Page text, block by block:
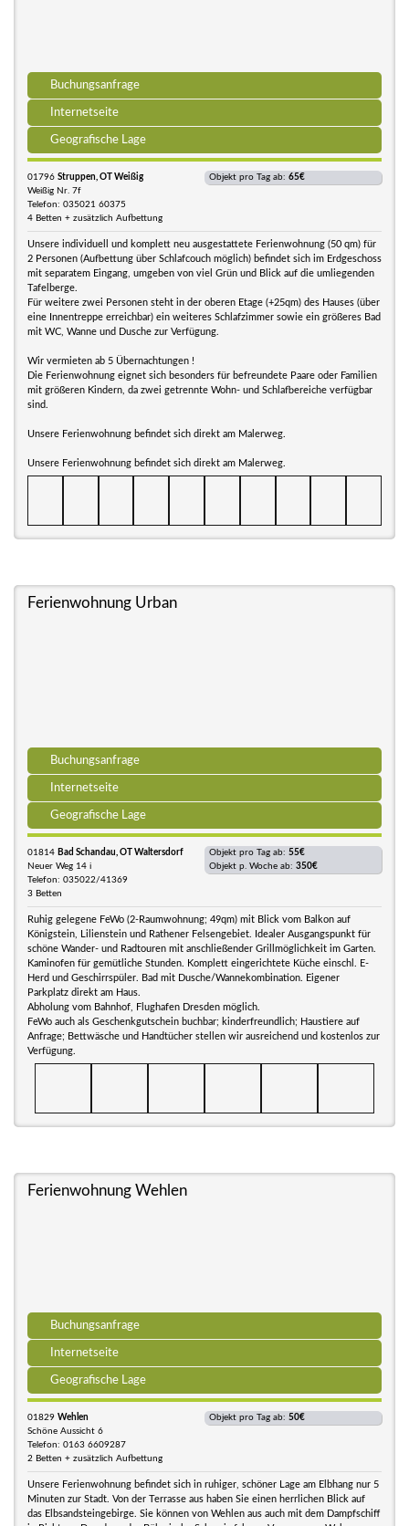
Buchungsanfrage
Internetseite
Geografische Lage
01796 Struppen, OT Weißig
Weißig Nr. 7f
Telefon: 035021 60375
4 Betten + zusätzlich Aufbettung
Objekt pro Tag ab: 65€
Unsere individuell und komplett neu ausgestattete Ferienwohnung (50 qm) für
2 Personen (Aufbettung über Schlafcouch möglich) befindet sich im Erdgeschoss
mit separatem Eingang, umgeben von viel Grün und Blick auf die umliegenden
Tafelberge.
Für weitere zwei Personen steht in der oberen Etage (+25qm) des Hauses (über
eine Innentreppe erreichbar) ein weiteres Schlafzimmer sowie ein größeres Bad
mit WC, Wanne und Dusche zur Verfügung.
Wir vermieten ab 5 Übernachtungen !
Die Ferienwohnung eignet sich besonders für befreundete Paare oder Familien
mit größeren Kindern, da zwei getrennte Wohn- und Schlafbereiche verfügbar
sind.
Unsere Ferienwohnung befindet sich direkt am Malerweg.
Unsere Ferienwohnung befindet sich direkt am Malerweg.
Ferienwohnung Urban
Buchungsanfrage
Internetseite
Geografische Lage
01814 Bad Schandau, OT Waltersdorf
Neuer Weg 14 i
Telefon: 035022/41369
3 Betten
Objekt pro Tag ab: 55€
Objekt p. Woche ab: 350€
Ruhig gelegene FeWo (2-Raumwohnung; 49qm) mit Blick vom Balkon auf
Königstein, Lilienstein und Rathener Felsengebiet. Idealer Ausgangspunkt für
schöne Wander- und Radtouren mit anschließender Grillmöglichkeit im Garten.
Kaminofen für gemütliche Stunden. Komplett eingerichtete Küche einschl. E-
Herd und Geschirrspüler. Bad mit Dusche/Wannekombination. Eigener
Parkplatz direkt am Haus.
Abholung vom Bahnhof, Flughafen Dresden möglich.
FeWo auch als Geschenkgutschein buchbar; kinderfreundlich; Haustiere auf
Anfrage; Bettwäsche und Handtücher stellen wir ausreichend und kostenlos zur
Verfügung.
Ferienwohnung Wehlen
Buchungsanfrage
Internetseite
Geografische Lage
01829 Wehlen
Schöne Aussicht 6
Telefon: 0163 6609287
2 Betten + zusätzlich Aufbettung
Objekt pro Tag ab: 50€
Unsere Ferienwohnung befindet sich in ruhiger, schöner Lage am Elbhang nur 5
Minuten zur Stadt. Von der Terrasse aus haben Sie einen herrlichen Blick auf
das Elbsandsteingebirge. Sie können von Wehlen aus auch mit dem Dampfschiff